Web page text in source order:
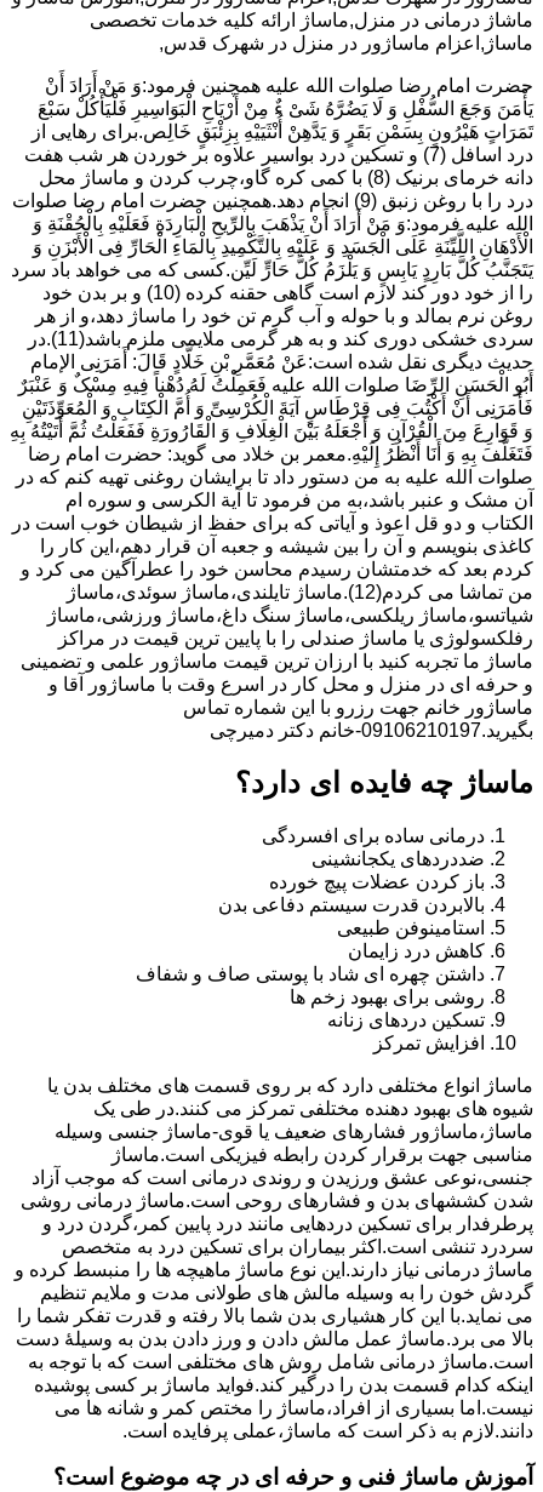
ماشاژ درمانی در منزل,ماساژ ارائه کلیه خدمات تخصصی
ماساژ,اعزام ماساژور در منزل در شهرک قدس,
حضرت امام رضا صلوات الله علیه همچنین فرمود:وَ مَنْ أَرَادَ أَنْ
یَأْمَنَ وَجَعَ السُّفْلِ وَ لَا یَضُرَّهُ شَیْ ءٌ مِنْ أَرْیَاحِ الْبَوَاسِیرِ فَلْیَأْکُلْ سَبْعَ
تَمَرَاتٍ هَیْرُونٍ بِسَمْنِ بَقَرٍ وَ یَدَّهِنْ أُنْثَیَیْهِ بِزِئْبَقٍ خَالِص.برای رهایی از
درد اسافل (7) و تسکین درد بواسیر علاوه بر خوردن هر شب هفت
دانه خرمای برنیک (8) با کمی کره گاو،چرب کردن و ماساژ محل
درد را با روغن زنبق (9) انجام دهد.همچنین حضرت امام رضا صلوات
الله علیه فرمود:وَ مَنْ أَرَادَ أَنْ یَذْهَبَ بِالرِّیحِ الْبَارِدَةِ فَعَلَیْهِ بِالْحُقْنَةِ وَ
الْأَدْهَانِ اللَّیِّنَةِ عَلَى الْجَسَدِ وَ عَلَیْهِ بِالتَّکْمِیدِ بِالْمَاءِ الْحَارِّ فِی الْأَبْزَنِ وَ
یَتَجَنَّبُ کُلَّ بَارِدٍ یَابِسٍ وَ یَلْزَمُ کُلَّ حَارٍّ لَیِّن.کسی که می خواهد باد سرد
را از خود دور کند لازم است گاهی حقنه کرده (10) و بر بدن خود
روغن نرم بمالد و با حوله و آب گرم تن خود را ماساژ دهد،و از هر
سردی خشکی دوری کند و به هر گرمی ملایمی ملزم باشد(11).در
حدیث دیگری نقل شده است:عَنْ مُعَمَّرِ بْنِ خَلَّادٍ قَالَ: أَمَرَنِی الإمام
أَبُو الْحَسَنِ الرِّضَا صلوات الله علیه فَعَمِلْتُ لَهُ دُهْناً فِیهِ مِسْکٌ وَ عَنْبَرٌ
فَأَمَرَنِی أَنْ أَکْتُبَ فِی قِرْطَاسٍ آیَةَ الْکُرْسِیِّ وَ أُمَّ الْکِتَابِ وَ الْمُعَوِّذَتَیْنِ
وَ قَوَارِعَ مِنَ الْقُرْآنِ وَ أَجْعَلَهُ بَیْنَ الْغِلَافِ وَ الْقَارُورَةِ فَفَعَلْتُ ثُمَّ أَتَیْتُهُ بِهِ
فَتَغَلَّفَ بِهِ وَ أَنَا أَنْظُرُ إِلَیْهِ.معمر بن خلاد می گوید: حضرت امام رضا
صلوات الله علیه به من دستور داد تا برایشان روغنى تهیه کنم که در
آن مشک و عنبر باشد،به من فرمود تا آیة الکرسى و سوره ام
الکتاب و دو قل اعوذ و آیاتى که براى حفظ از شیطان خوب است در
کاغذى بنویسم و آن را بین شیشه و جعبه آن قرار دهم،این کار را
کردم بعد که خدمتشان رسیدم محاسن خود را عطرآگین می کرد و
من تماشا می کردم(12).ماساژ تایلندی،ماساژ سوئدی،ماساژ
شیاتسو،ماساژ ریلکسی،ماساژ سنگ داغ،ماساژ ورزشی،ماساژ
رفلکسولوژی یا ماساژ صندلی را با پایین ترین قیمت در مراکز
ماساژ ما تجربه کنید با ارزان ترین قیمت ماساژور علمی و تضمینی
و حرفه ای در منزل و محل کار در اسرع وقت با ماساژور آقا و
ماساژور خانم جهت رزرو با این شماره تماس
بگیرید.09106210197-خانم دکتر دمیرچی
ماساژ چه فایده ای دارد؟
درمانی ساده برای افسردگی
ضددردهای یکجانشینی
باز کردن عضلات پیچ خورده
بالابردن قدرت سیستم دفاعی بدن
استامینوفن طبیعی
کاهش درد زایمان
داشتن چهره ای شاد با پوستی صاف و شفاف
روشی برای بهبود زخم ها
تسکین دردهای زنانه
افزایش تمرکز
ماساژ انواع مختلفی دارد که بر روی قسمت های مختلف بدن یا
شیوه های بهبود دهنده مختلفی تمرکز می کنند.در طی یک
ماساژ،ماساژور فشارهای ضعیف یا قوی-ماساژ جنسی وسیله
مناسبی جهت برقرار کردن رابطه فیزیکی است.ماساژ
جنسی،نوعی عشق ورزیدن و روندی درمانی است که موجب آزاد
شدن کششهای بدن و فشارهای روحی است.ماساژ درمانی روشی
پرطرفدار برای تسکین دردهایی مانند درد پایین کمر،گردن درد و
سردرد تنشی است.اکثر بیماران برای تسکین درد به متخصص
ماساژ درمانی نیاز دارند.این نوع ماساژ ماهیچه ها را منبسط کرده و
گردش خون را به وسیله مالش های طولانی مدت و ملایم تنظیم
می نماید.با این کار هشیاری بدن شما بالا رفته و قدرت تفکر شما را
بالا می برد.ماساژ عمل مالش دادن و ورز دادن بدن به وسیلۀ دست
است.ماساژ درمانی شامل روش های مختلفی است که با توجه به
اینکه کدام قسمت بدن را درگیر کند.فواید ماساژ بر کسی پوشیده
نیست.اما بسیاری از افراد،ماساژ را مختص کمر و شانه ها می
دانند.لازم به ذکر است که ماساژ،عملی پرفایده است.
آموزش ماساژ فنی و حرفه ای در چه موضوع است؟